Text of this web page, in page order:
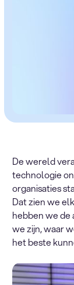
De wereld
technologie
organisaties
Dat zien we
hebben we de
we zijn, waar
het beste